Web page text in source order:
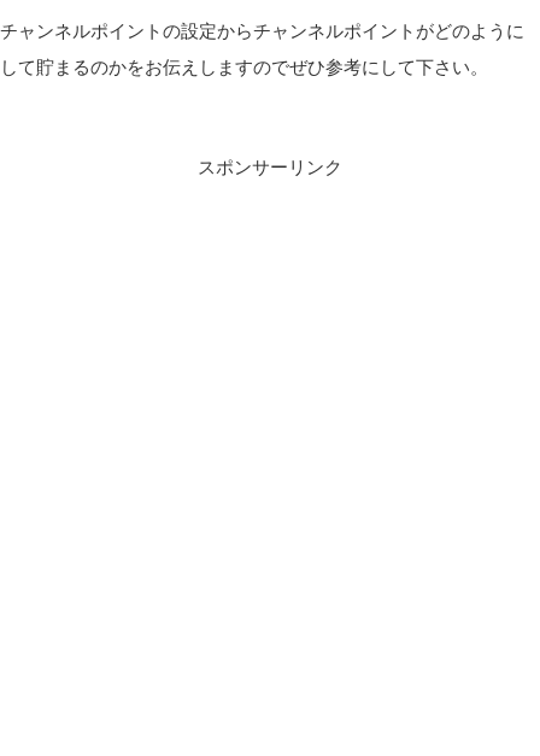
チャンネルポイントの設定からチャンネルポイントがどのように
して貯まるのかをお伝えしますのでぜひ参考にして下さい。
スポンサーリンク